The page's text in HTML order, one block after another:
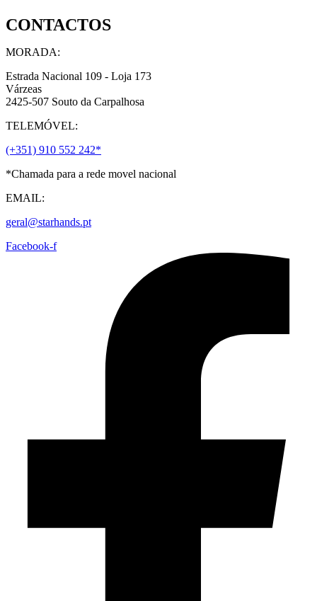
multiple
The
may
chosen
the
page
CONTACTOS
MORADA:
Estrada Nacional 109 - Loja 173
Várzeas
2425-507 Souto da Carpalhosa
TELEMÓVEL:
(+351) 910 552 242*
*Chamada para a rede movel nacional
EMAIL:
geral@starhands.pt
Facebook-f